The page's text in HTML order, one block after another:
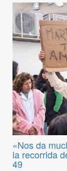
«Nos da
la recorrida
49